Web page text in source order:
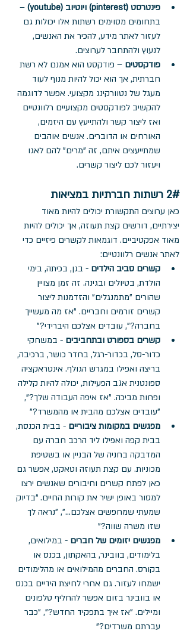
פינטרסט (pinterest) ויוטיוב (youtube)
–
בתחומים מסוימים רשתות אלו יכולות גם
לעזור לאתר מידע, להכיר את האנשים,
לנעוץ ולהתחבר לערוצים.
פודקסטים – פודקסט הוא אמנם לא רשת
חברתית, אך הוא יכול להיות מנוף לעוד
מעגל של נטוורקינג מקצועי. אפשר לדוגמה
להקשיב לפודקסטים מקצועיים רלוונטיים
ואז ליצור קשר ולהתייעץ עם היזמים,
האורחים או הדוברים. אנשים אוהבים
שמתייעצים איתם, זה "מרים" להם לאגו
ויעזור לכם ליצור קשרים.
2# רשתות חברתיות במציאות
כאן ערוצים התקשורת יכולים להיות מאוד
יצירתיים, דורשים קצת תעוזה, אך יכולים להיות
מאוד אפקטיביים. דוגמאות לקשרים פיזיים כדי
לאתר אנשים רלוונטיים:
קשרים סביב הילדים - בגן, בכיתה, בימי
הולדת, בטיולים ובגינה. זה זמן מצויין
שהורים "מתמנגלים" והזדמנות ליצור
קשרים זורמים וחבריים. "אז מה מעשייך
בחברה?", עובדים אצלכם היברידי?"
קשרים בספורט ובתחביבים - במשחקי
כדור-סל, בכדור-רגל, בחדר כושר, ברכיבה,
בריצה ואפילו במגרש הגולף. אינטראקציה
ספונטנית אגב הפעילות, יכולה להיות קלילה
ופחות מביכה. "אז איפה העבודה שלך?",
"עובדים אצלכם מהבית או מהמשרד?"
מפגשים במקומות ציבוריים - בבית הכנסת,
בבית קפה ואפילו ליד הרכב חברה עם
המדבקה בחניה של הבניין או בשטיפת
מכוניות. עם קצת תעוזה וטאקט, אפשר גם
כאן לפתח קשרים וחיבורים שאנשים ירצו
למסור באופן ישיר את קורות החיים. "בדיוק
שמעתי שמחפשים אצלכם...", "נראה לך
שזו משרה שווה?"
מפגשים יזומים של חברים - במילואים,
בלימודים, בוובינר, בהאקתון, בכנס או
בקורס. החברים מהמילואים או מהלימודים
ישמחו לעזור. גם אחרי לחיצת הידיים בכנס
או בוובינר בזום אפשר להחליף טלפונים
ומיילים. "אז איך בתפקיד החדש?", "כבר
עברתם משרדים?"